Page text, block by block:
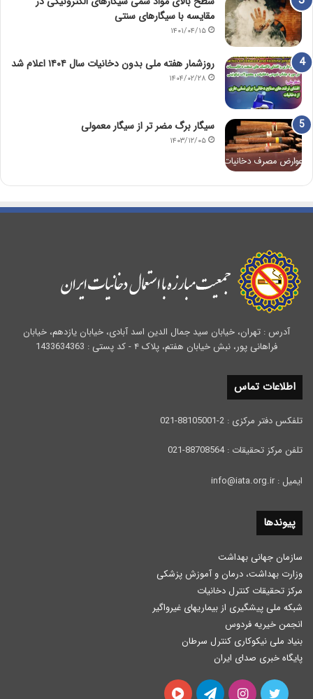
مقایسه با سیگارهای سنتی
۱۴۰۱/۰۴/۱۵
روزشمار هفته ملی بدون دخانیات سال ۱۴۰۴ اعلام شد
۱۴۰۴/۰۲/۲۸
سیگار برگ مضر تر از سیگار معمولی
۱۴۰۳/۱۲/۰۵
آدرس : تهران، خیابان سید جمال الدین اسد آبادی، خیابان یازدهم، خیابان
فراهانی پور، نبش خیابان هفتم، پلاک ۴ - کد پستی : 1433634363
اطلاعات تماس
تلفکس دفتر مرکزی : 2-88105001-021
تلفن مرکز تحقیقات : 88708564-021
ایمیل : info@iata.org.ir
پیوندها
سازمان جهانی بهداشت
وزارت بهداشت، درمان و آموزش پزشكی
مرکز تحقیقات کنترل دخانیات
شبکه ملی پیشگیری از بیماریهای غیرواگیر
انجمن خیریه فردوس
بنیاد ملی نیکوکاری کنترل سرطان
پایگاه خبری صدای ایران
توییتر اینستاگرامتلگرام آپارات